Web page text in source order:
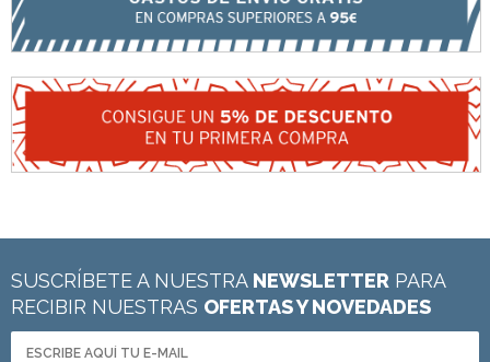
SUSCRÍBETE A NUESTRA NEWSLETTER PARA
RECIBIR NUESTRAS OFERTAS Y NOVEDADES